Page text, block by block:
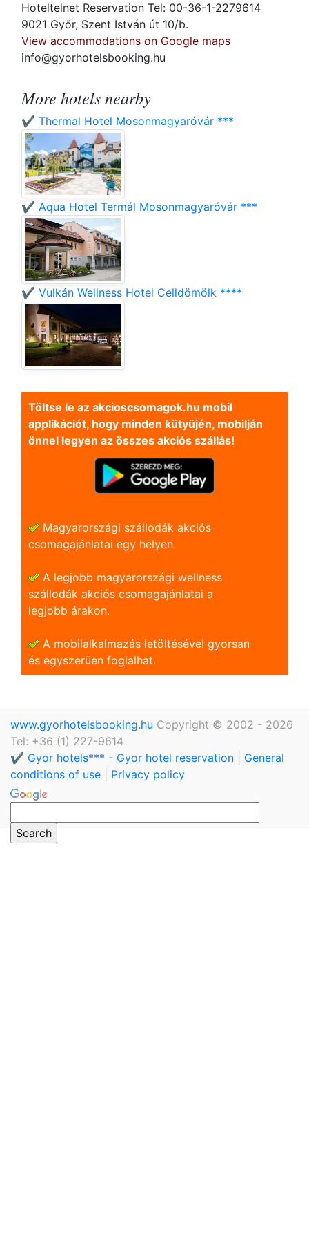
Hoteltelnet Reservation Tel: 00-36-1-2279614
9021 Győr, Szent István út 10/b.
View accommodations on Google maps
info@gyorhotelsbooking.hu
More hotels nearby
✔️ Thermal Hotel Mosonmagyaróvár ***
✔️ Aqua Hotel Termál Mosonmagyaróvár ***
✔️ Vulkán Wellness Hotel Celldömölk ****
Töltse le az akcioscsomagok.hu mobil
applikációt, hogy minden kütyüjén, mobilján
önnel legyen az összes akciós szállás!
Magyarországi szállodák akciós
csomagajánlatai egy helyen.
A legjobb magyarországi wellness
szállodák akciós csomagajánlatai a
legjobb árakon.
A mobilalkalmazás letöltésével gyorsan
és egyszerũen foglalhat.
www.gyorhotelsbooking.hu Copyright © 2002 - 2026
Tel: +36 (1) 227-9614
✔️ Gyor hotels*** - Gyor hotel reservation
General
conditions of use
Privacy policy